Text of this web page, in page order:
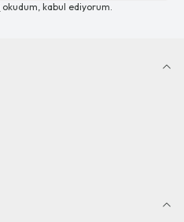
okudum, kabul ediyorum.